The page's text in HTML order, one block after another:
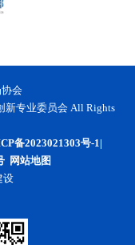
会
新专业委员会 All Rights
备2023021303号-1|
网站地图
设